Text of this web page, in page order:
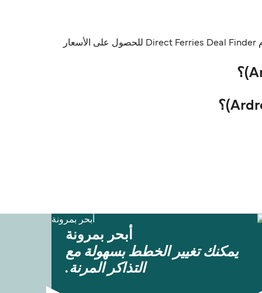
إيه، Caledonian MacBrayne يسمحون بالسيارات على متن العبّارات بين بروديك (Brodick) و أردروسان (Ardrossan). استخدم Direct Ferries Deal Finder للحصول على الأسعار
أبحر بمرونة
يمكنك تغيير الخطط بسهولة مع
التذاكر المرنة.